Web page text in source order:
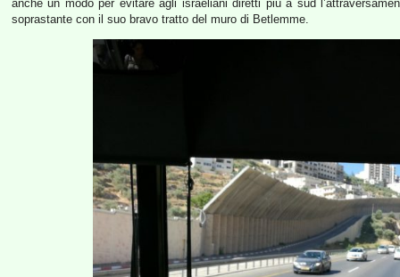
anche un modo per evitare agli israeliani diretti più a sud
soprastante con il suo bravo tratto del muro di Betlemme.